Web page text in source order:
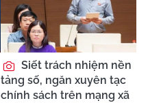
Siết trách nhiệm nền
tảng số, ngăn xuyên tạc
chính sách trên mạng xã